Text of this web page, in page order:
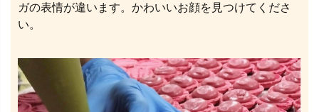
ガの表情が違います。かわいいお顔を見つけてくださ
い。